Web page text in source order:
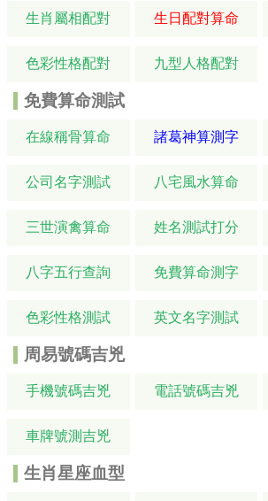
生肖屬相配對 生日配對算命
色彩性格配對 九型人格配對
免費算命測試
在線稱骨算命 諸葛神算測字
公司名字測試 八宅風水算命
三世演禽算命 姓名測試打分
八字五行查詢 免費算命測字
色彩性格測試 英文名字測試
周易號碼吉兇
手機號碼吉兇 電話號碼吉兇
車牌號測吉兇
生肖星座血型